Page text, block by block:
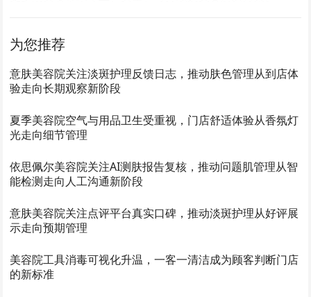
为您推荐
意肤美容院关注淡斑护理反馈日志，推动肤色管理从到店体
验走向长期观察新阶段
夏季美容院空气与用品卫生受重视，门店舒适体验从香氛灯
光走向细节管理
依思佩尔美容院关注AI测肤报告复核，推动问题肌管理从智
能检测走向人工沟通新阶段
意肤美容院关注点评平台真实口碑，推动淡斑护理从好评展
示走向预期管理
美容院工具消毒可视化升温，一客一清洁成为顾客判断门店
的新标准